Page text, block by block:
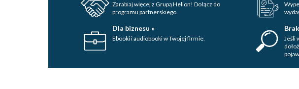
Zarabiaj więcej z Grupą Helion! Dołącz do
programu partnerskiego.
Dla biznesu »
Ebooki i audiobooki w Twojej firmie.
Jeśli